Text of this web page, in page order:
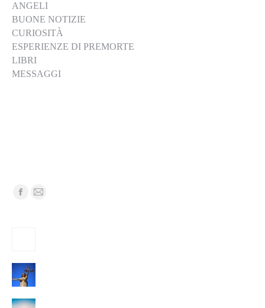
ANGELI
BUONE NOTIZIE
CURIOSITÀ
ESPERIENZE DI PREMORTE
LIBRI
MESSAGGI